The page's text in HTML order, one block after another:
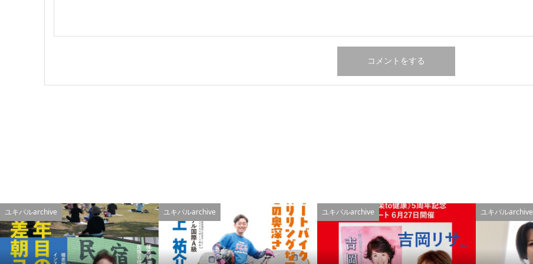
ユキパルarchive ユキパルarchive ユキパルarchive ユキパルarchive